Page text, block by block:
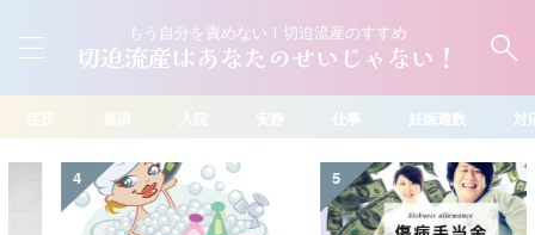
もう自分を責めない！切迫流産のすすめ
切迫流産はあなたのせいじゃない！
症状 仕事 妊娠週数 対